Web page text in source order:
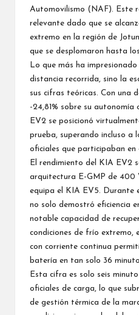
Automovilismo (NAF). Este
relevante dado que se
extremo en la región de
que se desplomaron hasta los
Lo que más ha
distancia recorrida, sino la
sus cifras teóricas. Con una
-24,81% sobre su
EV2 se posicionó
prueba, superando incluso a
oficiales que participaban en
El rendimiento del KIA EV2
arquitectura E-GMP de 400
equipa el
KIA EV5 . Durante
no solo demostró eficiencia
notable capacidad de
condiciones de frío extremo,
con corriente continua
batería en tan solo 36
Esta cifra es solo seis
oficiales de carga, lo que
de gestión térmica de la